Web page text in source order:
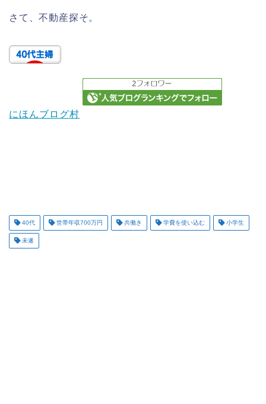
さて、不動産探そ。
にほんブログ村
40代 世帯年収700万円 共働き 学費を使い込む 小学生
未遂